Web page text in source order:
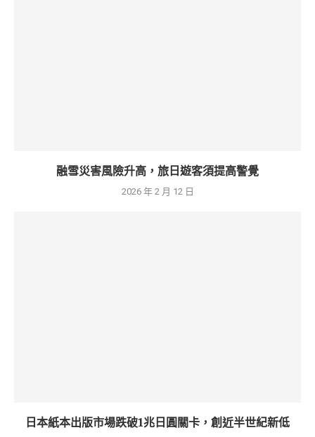
融雪災害風險升高，旅日遊客須提高警覺
2026 年 2 月 12 日
日本紙本出版市場跌破1兆日圓關卡，創近半世紀新低